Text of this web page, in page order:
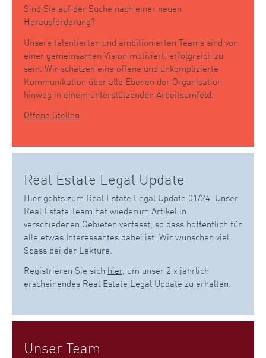
Sind Sie auf der Suche nach einer neuen
Herausforderung?
Unsere talentierten und ambitionierten Teams sind von
einer gemeinsamen Vision motiviert, erfolgreich zu
sein. Wir schätzen eine offene und unkomplizierte
Kommunikation über alle Ebenen der Organisation
hinweg in einem unterstützenden Arbeitsumfeld.
Offene Stellen
Real Estate Legal Update
Hier gehts zum Real Estate Legal Update 01/24. Unser
Real Estate Team hat wiederum Artikel in
verschiedenen Gebieten verfasst, so dass hoffentlich für
alle etwas Interessantes dabei ist. Wir wünschen viel
Spass bei der Lektüre.
Registrieren Sie sich hier, um unser 2 x jährlich
erscheinendes Real Estate Legal Update zu erhalten.
Unser Team